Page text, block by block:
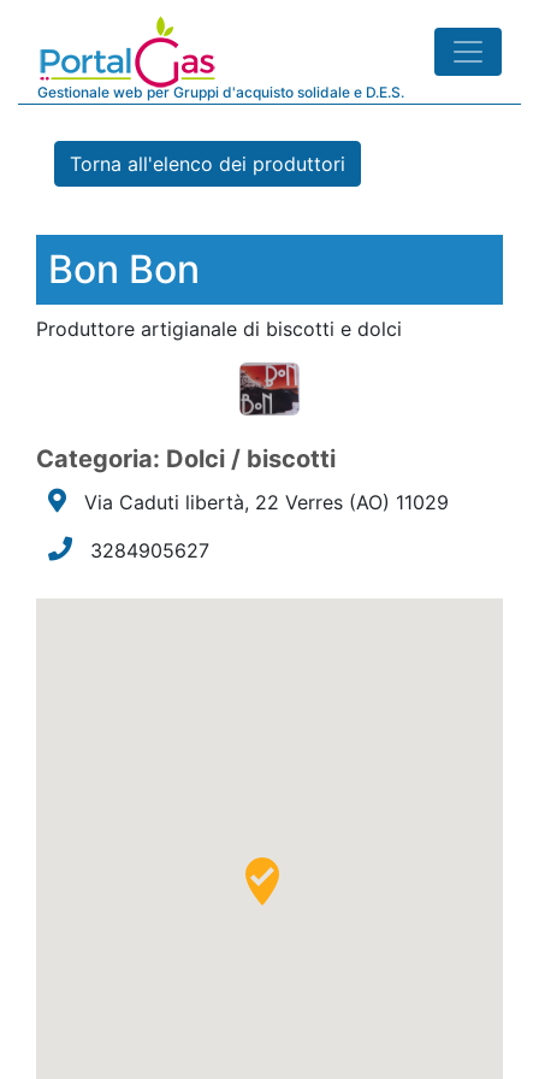
Gestionale web per Gruppi d'acquisto solidale e D.E.S.
Torna all'elenco dei produttori
Bon Bon
Produttore artigianale di biscotti e dolci
Categoria: Dolci / biscotti
Via Caduti libertà, 22 Verres (AO) 11029
3284905627